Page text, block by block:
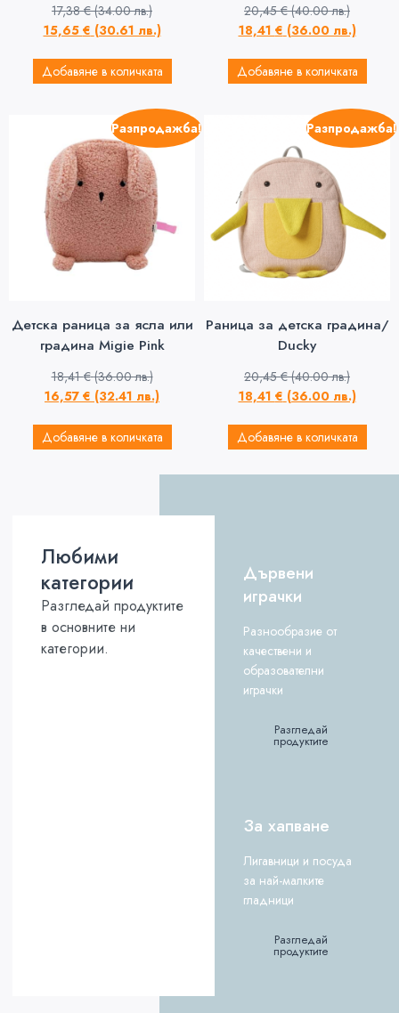
17,38€ (34.00 лв.)
15,65 € (30.61 лв.)
Добавяне в количката
20,45€ (40.00 лв.)
18,41 € (36.00 лв.)
Добавяне в количката
Разпродажба!
Детска раница за ясла или
градина Migie Pink
18,41€ (36.00 лв.)
16,57 € (32.41 лв.)
Добавяне в количката
Разпродажба!
Раница за детска градина/
Ducky
20,45€ (40.00 лв.)
18,41 € (36.00 лв.)
Добавяне в количката
Любими
категории
Разгледай продуктите
в основните ни
категории.
Дървени
играчки
Разнообразие от
качествени и
образователни
играчки
Разгледай
продуктите
За хапване
Лигавници и посуда
за най-малките
гладници
Разгледай
продуктите